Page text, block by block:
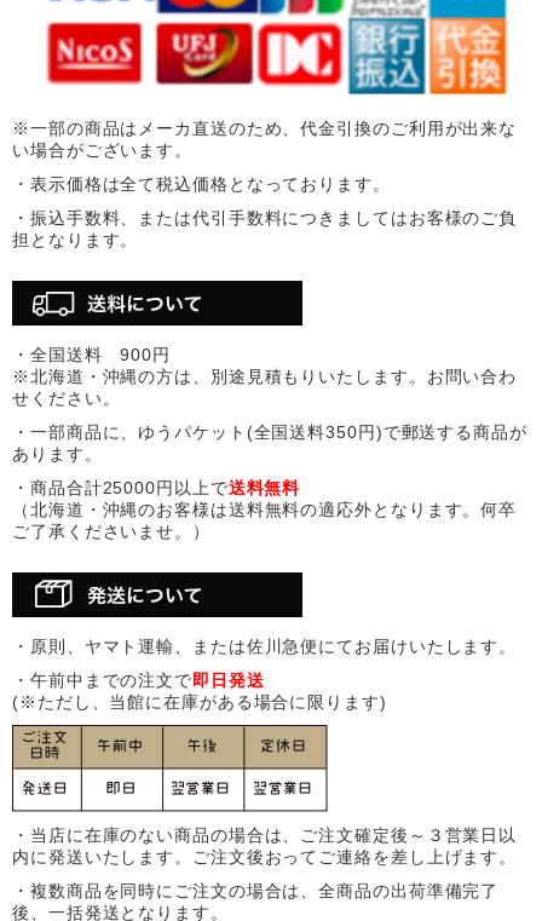
※一部の商品はメーカ直送のため、代金引換のご利用が出来な
い場合がございます。
・表示価格は全て税込価格となっております。
・振込手数料、または代引手数料につきましてはお客様のご負
担となります。
・全国送料 900円
※北海道・沖縄の方は、別途見積もりいたします。お問い合わ
せください。
・一部商品に、ゆうパケット(全国送料350円)で郵送する商品が
あります。
・商品合計25000円以上で送料無料
（北海道・沖縄のお客様は送料無料の適応外となります。何卒
ご了承くださいませ。）
・原則、ヤマト運輸、または佐川急便にてお届けいたします。
・午前中までの注文で即日発送
(※ただし、当館に在庫がある場合に限ります)
・当店に在庫のない商品の場合は、ご注文確定後～３営業日以
内に発送いたします。ご注文後おってご連絡を差し上げます。
・複数商品を同時にご注文の場合は、全商品の出荷準備完了
後、一括発送となります。